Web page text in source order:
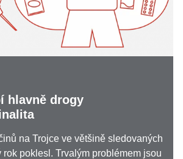
hlavně drogy
na Trojce ve většině sledovaných
poklesl. Trvalým problémem jsou